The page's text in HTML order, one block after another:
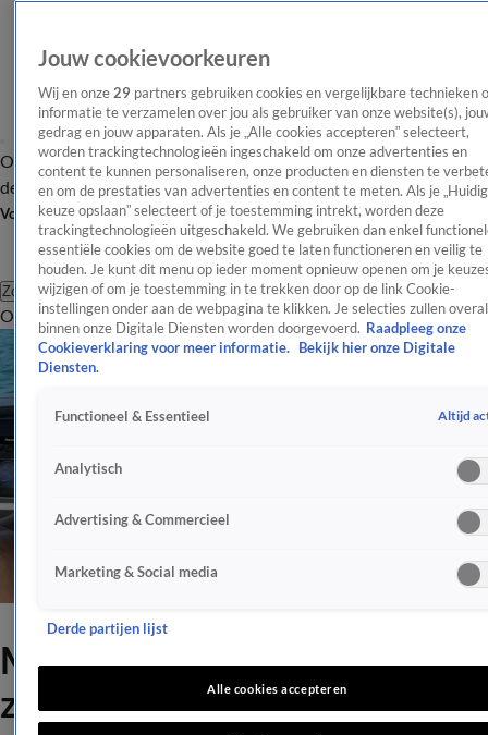
OverzichtAfleveringen Entertainment TV Algemeen
Tip
de redactieNieuwsbrief
Volg Shownieuws
Zoeken
OverzichtEntertainmentSpraakmakendRealityCrimeVideo's
Marco Borsato feliciteert
zichzelf op deze manier
Jouw cookievoorkeuren
Wij en onze 29 partners gebruiken cookies en vergelijkbare technieken
informatie te verzamelen over jou als gebruiker van onze website(s),
gedrag en jouw apparaten. Als je „Alle cookies accepteren” selecteert,
worden trackingtechnologieën ingeschakeld om onze advertenties en
content te kunnen personaliseren, onze producten en diensten te
en om de prestaties van advertenties en content te meten. Als je
keuze opslaan” selecteert of je toestemming intrekt, worden deze
trackingtechnologieën uitgeschakeld. We gebruiken dan enkel
essentiële cookies om de website goed te laten functioneren en veilig te
houden. Je kunt dit menu op ieder moment opnieuw openen om je
wijzigen of om je toestemming in te trekken door op de link Cookie-
instellingen onder aan de webpagina te klikken. Je selecties zullen overal
binnen onze Digitale Diensten worden doorgevoerd. Raadpleeg onze
Cookieverklaring voor meer informatie.
Bekijk hier onze Digitale
Diensten.
Functioneel & Essentieel Altijd
Analytisch
Advertising & Commercieel
Marketing & Social media
Derde partijen lijst
Alle cookies accepteren